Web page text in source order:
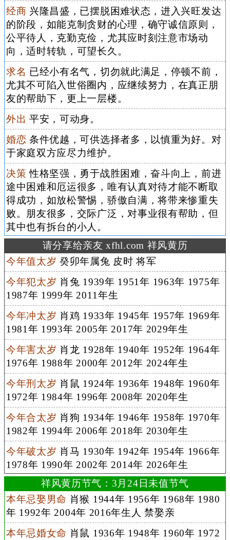
经商 兴隆昌盛，已摆脱困难状态，进入兴旺发达
的阶段，如能克制贪财的心理，确守诚信原则，
公平待人，克勤克俭，尤其应时刻注意市场动
向，适时转轨，可望长久。
求名 已经小有名气，切勿就此满足，停顿不前，
尤其不可陷入世俗圈内，应继续努力，在真正朋
友的帮助下，更上一层楼。
外出 平安，可动身。
婚恋 条件优越，可供选择者多，以慎重为好。对
于家庭双方应尽力维护。
决策 性格坚强，勇于战胜困难，奋斗向上，前进
途中困难和厄运很多，唯有认真对待才能不断取
得成功，如放松警惕，骄傲自满，将带来惨重失
败。朋友很多，交际广泛，对事业很有帮助，但
其中也有拆台的小人。
请分享给亲友 xfhl.com 祥风黄历
今年值太岁 癸卯年属兔 皮时 将军
今年犯太岁 肖兔 1939年 1951年 1963年 1975年
1987年 1999年 2011年生
今年冲太岁 肖鸡 1933年 1945年 1957年 1969年
1981年 1993年 2005年 2017年 2029年生
今年害太岁 肖龙 1928年 1940年 1952年 1964年
1976年 1988年 2000年 2012年 2024年生
今年刑太岁 肖鼠 1924年 1936年 1948年 1960年
1972年 1984年 1996年 2008年 2020年生
今年合太岁 肖狗 1934年 1946年 1958年 1970年
1982年 1994年 2006年 2018年 2030年生
今年破太岁 肖马 1930年 1942年 1954年 1966年
1978年 1990年 2002年 2014年 2026年生
祥风黄历节气：3月24日未值节气
本年忌娶男命 肖猴 1944年 1956年 1968年 1980
年 1992年 2004年 2016年生人 禁娶亲
本年忌婚女命 肖鼠 1936年 1948年 1960年 1972